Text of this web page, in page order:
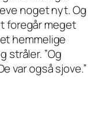
noget nyt. Og
foregår meget
hemmelige
stråler. ”Og
var også sjove.”